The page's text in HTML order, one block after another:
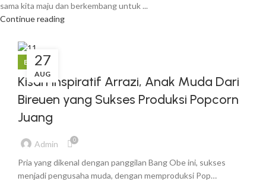
sama kita maju dan berkembang untuk ...
Continue reading
27
AUG
BLOG
Kisah Inspiratif Arrazi, Anak Muda Dari
Bireuen yang Sukses Produksi Popcorn
Juang
Admin 0
Pria yang dikenal dengan panggilan Bang Obe ini, sukses
menjadi pengusaha muda, dengan memproduksi Pop…